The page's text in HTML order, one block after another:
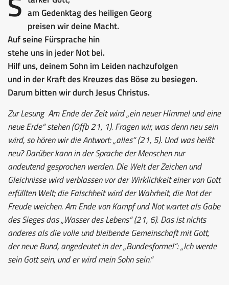
am Gedenktag des heiligen Georg
preisen wir deine Macht.
Auf seine Fürsprache hin
stehe uns in jeder Not bei.
Hilf uns, deinem Sohn im Leiden nachzufolgen
und in der Kraft des Kreuzes das Böse zu besiegen.
Darum bitten wir durch Jesus Christus.
Zur LesungAm Ende der Zeit wird „ein neuer Himmel und eine
neue Erde“ stehen (Offb 21, 1). Fragen wir, was denn neu sein
wird, so hören wir die Antwort: „alles“ (21, 5). Und was heißt
neu? Darüber kann in der Sprache der Menschen nur
andeutend gesprochen werden. Die Welt der Zeichen und
Gleichnisse wird verblassen vor der Wirklichkeit einer von Gott
erfüllten Welt; die Falschheit wird der Wahrheit, die Not der
Freude weichen. Am Ende von Kampf und Not wartet als Gabe
des Sieges das „Wasser des Lebens“ (21, 6). Das ist nichts
anderes als die volle und bleibende Gemeinschaft mit Gott,
der neue Bund, angedeutet in der „Bundesformel“: „Ich werde
sein Gott sein, und er wird mein Sohn sein.“